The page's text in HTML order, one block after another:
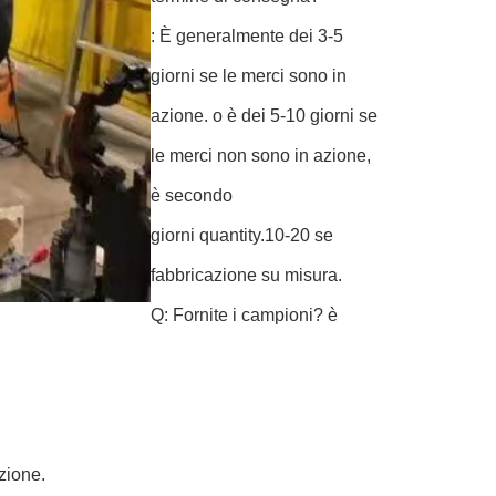
: È generalmente dei 3-5
giorni se le merci sono in
azione. o è dei 5-10 giorni se
le merci non sono in azione,
è secondo
giorni quantity.10-20 se
fabbricazione su misura.
Q: Fornite i campioni? è